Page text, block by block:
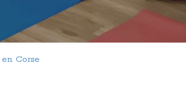
Corse